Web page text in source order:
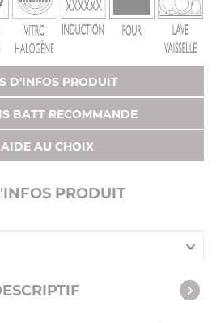
D'INFOS PRODUIT
BATT RECOMMANDE
AIDE AU CHOIX
PRODUIT